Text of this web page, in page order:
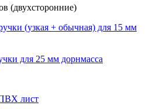
(двухсторонние)
(узкая + обычная) для 15 мм
для 25 мм дорнмасса
лист